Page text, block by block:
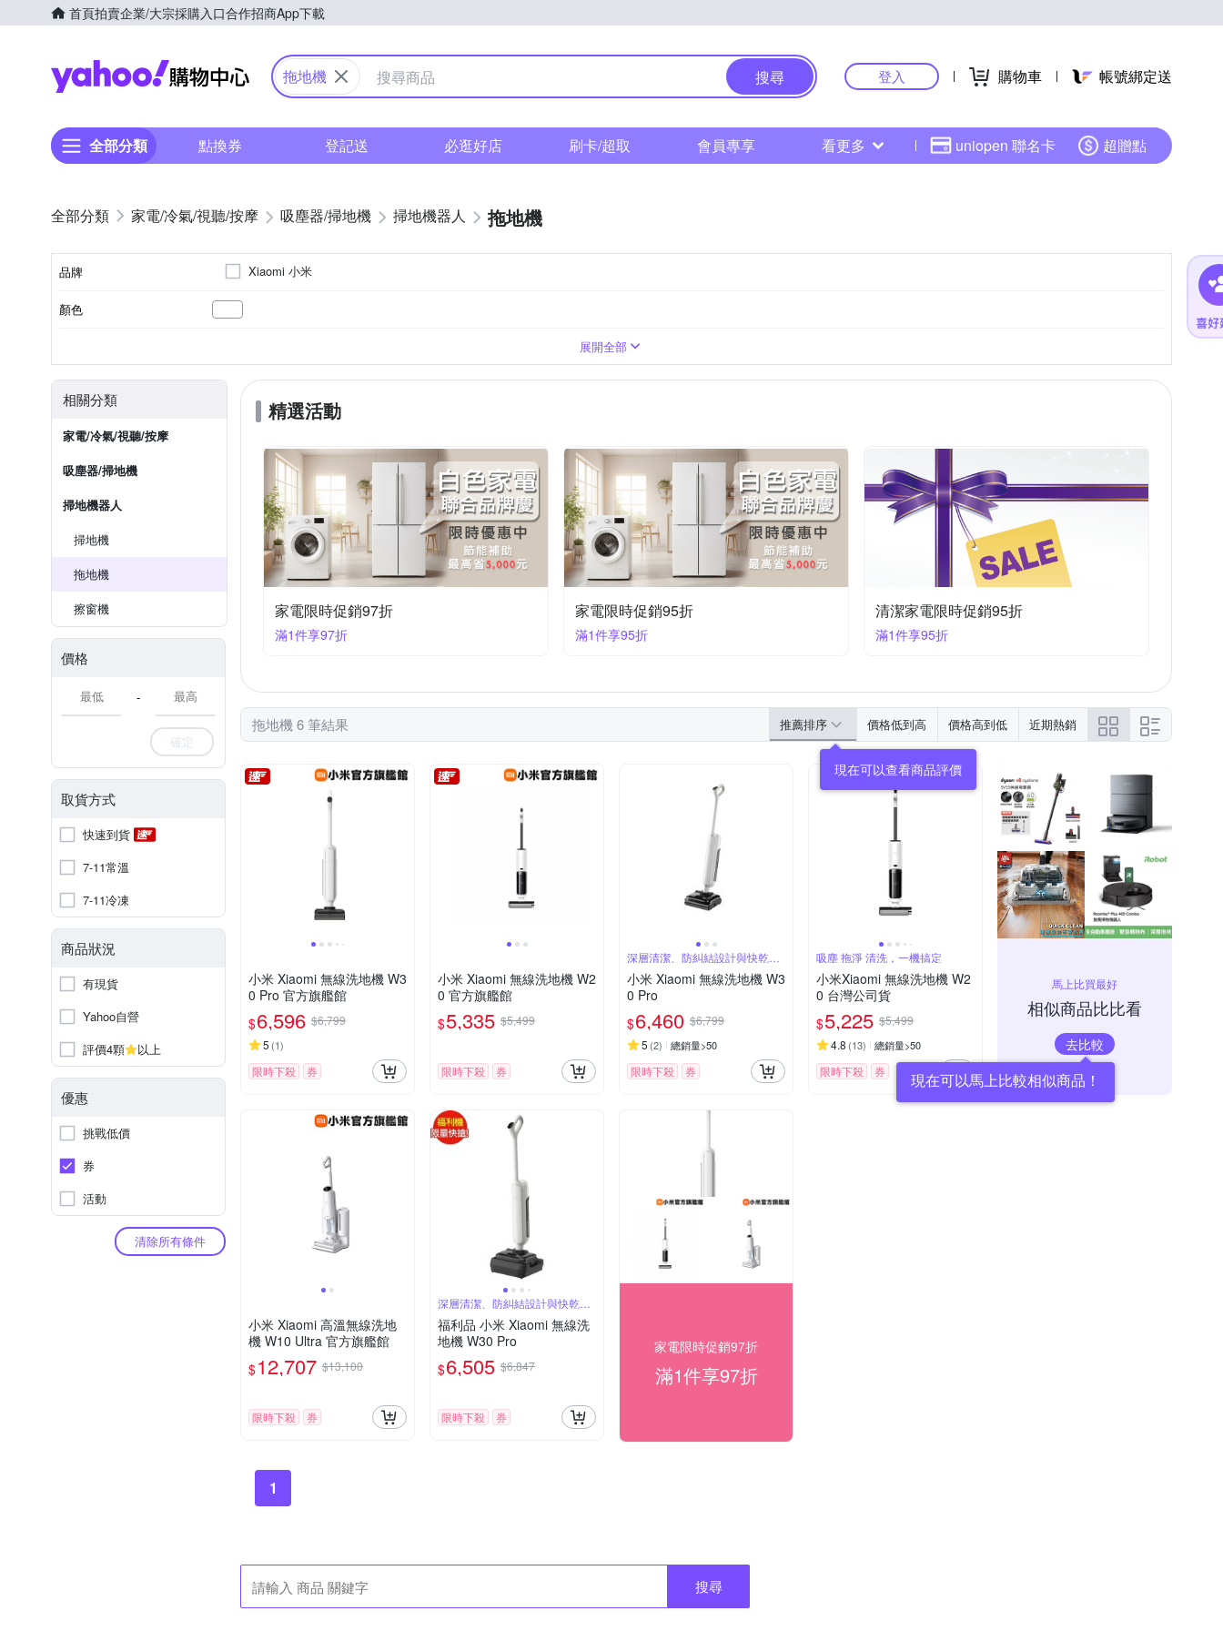
首頁拍賣企業/大宗採購入口合作招商App下載
Yahoo購物中心
拖地機 搜尋 登入 購物車 帳號綁定送
全部分類 點換券 登記送 必逛好店 刷卡/超取 會員專享 看更多 uniopen 聯名卡 超贈點
家電/冷氣/視聽/按摩 吸塵器/掃地機 掃地機器人 拖地機
品牌 Xiaomi 小米
顏色
展開全部
相關分類
家電/冷氣/視聽/按摩
吸塵器/掃地機
掃地機器人
掃地機
拖地機
擦窗機
價格
-
確定
取貨方式
快速到貨
7-11常溫
7-11冷凍
商品狀況
有現貨
Yahoo自營
評價4顆
以上
優惠
挑戰低價
券
活動
清除所有條件
精選活動
家電限時促銷97折
滿1件享97折
家電限時促銷95折
滿1件享95折
清潔家電限時促銷95折
滿1件享95折
拖地機 6 筆結果 推薦排序 價格低到高 價格高到低 近期熱銷
現在可以查看商品評價
小米 Xiaomi 無線洗地機 W3
0 Pro 官方旗艦館
$6,596 $6,799
5 (1)
限時下殺 券
小米 Xiaomi 無線洗地機 W2
0 官方旗艦館
$5,335 $5,499
限時下殺 券
深層清潔、防糾結設計與快乾效
果
小米 Xiaomi 無線洗地機 W3
0 Pro
$6,460 $6,799
5 (2) 總銷量>50
限時下殺 券
吸塵 拖淨 清洗，一機搞定
小米Xiaomi 無線洗地機 W2
0 台灣公司貨
$5,225 $5,499
4.8 (13) 總銷量>50
限時下殺 券
馬上比買最好
相似商品比比看
去比較
現在可以馬上比較相似商品！
小米 Xiaomi 高溫無線洗地
機 W10 Ultra 官方旗艦館
$12,707 $13,100
限時下殺 券
深層清潔、防糾結設計與快乾效
果
福利品 小米 Xiaomi 無線洗
地機 W30 Pro
$6,505 $6,847
限時下殺 券
家電限時促銷97折
滿1件享97折
1
搜尋